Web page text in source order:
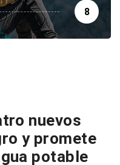
8
nuevos
y promete
potable